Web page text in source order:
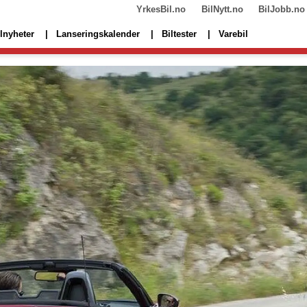
YrkesBil.no BilNytt.no BilJobb.no
Lanseringskalender Biltester Varebil